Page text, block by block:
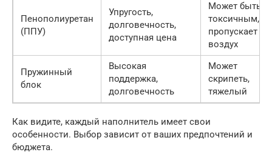
Пенополиуретан
(ППУ)
Упругость,
долговечность,
доступная цена
Может быть
токсичным, не
пропускает
воздух
Пружинный
блок
Высокая
поддержка,
долговечность
Может
скрипеть,
тяжелый
Как видите, каждый наполнитель имеет свои
особенности. Выбор зависит от ваших предпочтений и
бюджета.